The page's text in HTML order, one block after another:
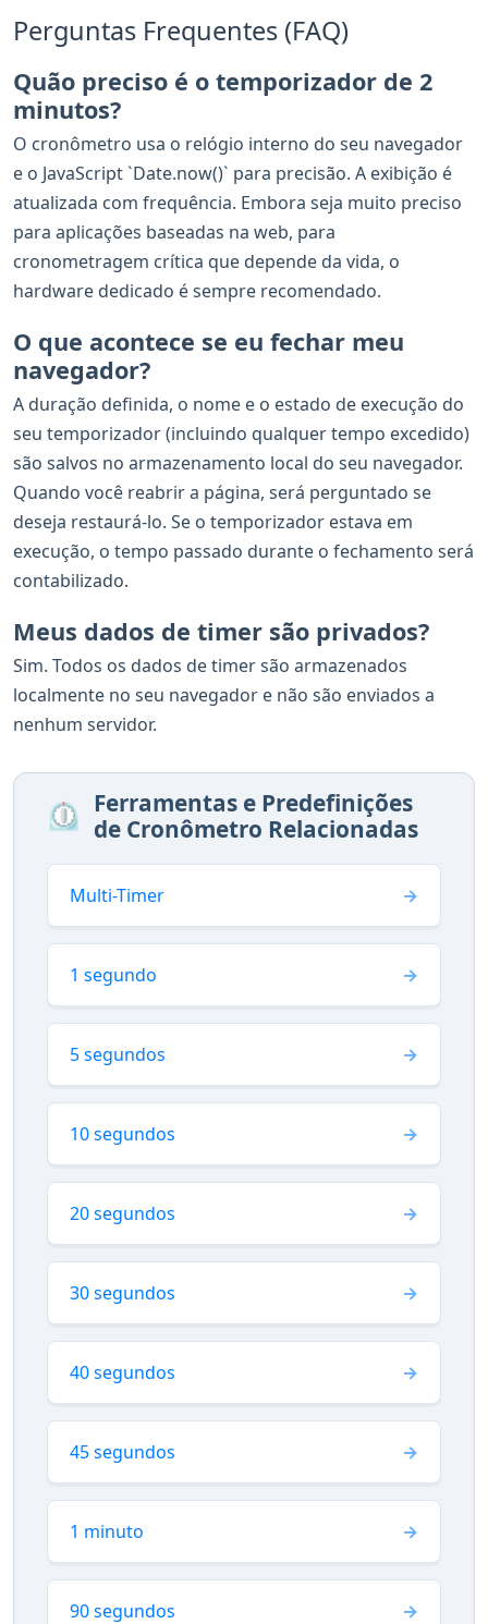
Perguntas Frequentes (FAQ)
Quão preciso é o temporizador de 2
minutos?
O cronômetro usa o relógio interno do seu navegador
e o JavaScript `Date.now()` para precisão. A exibição é
atualizada com frequência. Embora seja muito preciso
para aplicações baseadas na web, para
cronometragem crítica que depende da vida, o
hardware dedicado é sempre recomendado.
O que acontece se eu fechar meu
navegador?
A duração definida, o nome e o estado de execução do
seu temporizador (incluindo qualquer tempo excedido)
são salvos no armazenamento local do seu navegador.
Quando você reabrir a página, será perguntado se
deseja restaurá-lo. Se o temporizador estava em
execução, o tempo passado durante o fechamento será
contabilizado.
Meus dados de timer são privados?
Sim. Todos os dados de timer são armazenados
localmente no seu navegador e não são enviados a
nenhum servidor.
⏲️ Ferramentas e Predefinições
de Cronômetro Relacionadas
Multi-Timer
1 segundo
5 segundos
10 segundos
20 segundos
30 segundos
40 segundos
45 segundos
1 minuto
90 segundos